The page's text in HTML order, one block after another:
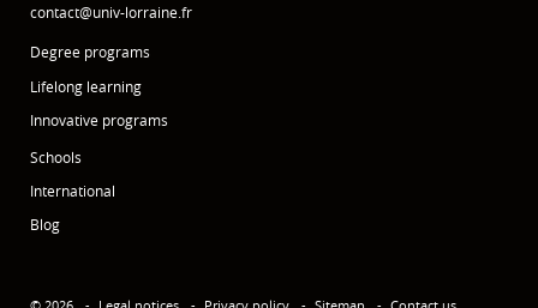
contact@univ-lorraine.fr
Degree programs
Lifelong learning
Innovative programs
Schools
International
Blog